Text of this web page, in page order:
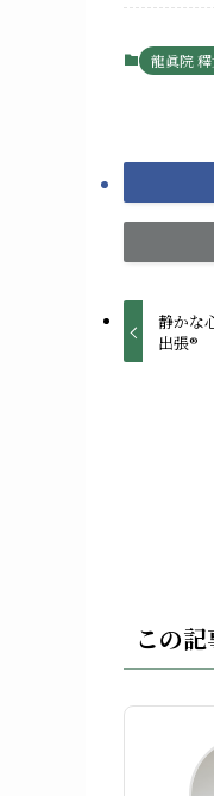
龍眞院
静かな
出張®︎
この